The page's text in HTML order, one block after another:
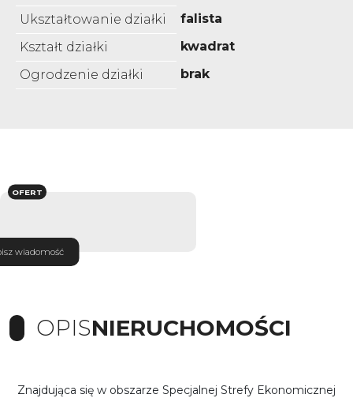
Ukształtowanie działki
falista
Kształt działki
kwadrat
Ogrodzenie działki
brak
wiadomość
OFERT
OPISNIERUCHOMOŚCI
Znajdująca się w obszarze Specjalnej Strefy Ekonomicznej